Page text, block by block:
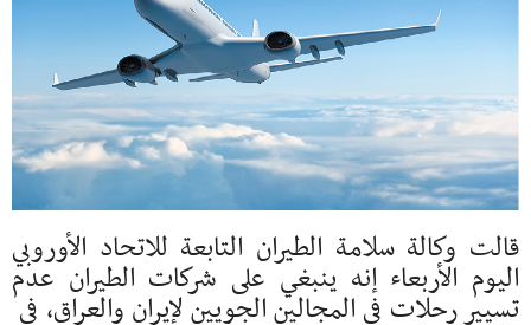
قالت وكالة سلامة الطيران ​التابعة للاتحاد الأوروبي
‌اليوم الأربعاء إنه ينبغي على شركات الطيران ​عدم
تسيير رحلات ​في المجالين الجويين لإيران ⁠والعراق، في ​